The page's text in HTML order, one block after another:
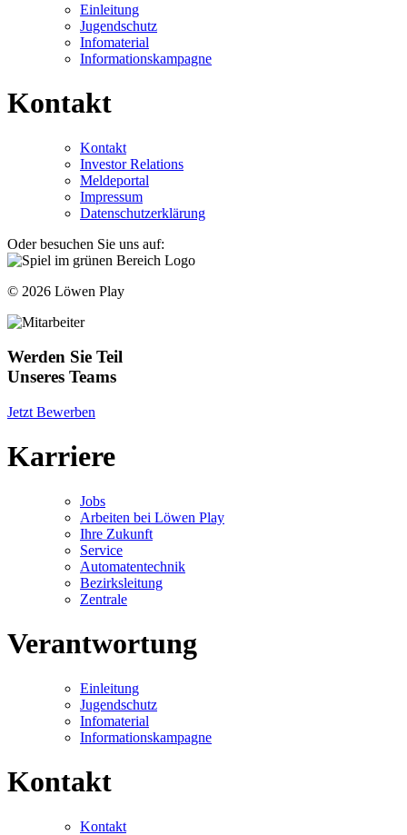
Einleitung
Jugendschutz
Infomaterial
Informationskampagne
Kontakt
Kontakt
Investor Relations
Meldeportal
Impressum
Datenschutzerklärung
Oder besuchen Sie uns auf:
© 2026 Löwen Play
Werden Sie Teil
Unseres Teams
Jetzt Bewerben
Karriere
Jobs
Arbeiten bei Löwen Play
Ihre Zukunft
Service
Automatentechnik
Bezirksleitung
Zentrale
Verantwortung
Einleitung
Jugendschutz
Infomaterial
Informationskampagne
Kontakt
Kontakt